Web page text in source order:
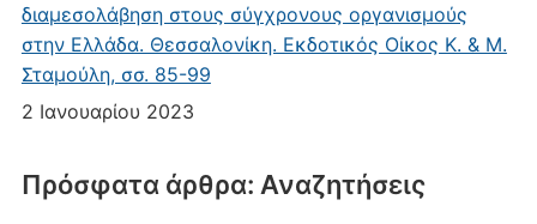
διαμεσολάβηση στους σύγχρονους οργανισμούς
στην Ελλάδα. Θεσσαλονίκη. Εκδοτικός Οίκος Κ. & Μ.
Σταμούλη, σσ. 85-99
2 Ιανουαρίου 2023
Πρόσφατα άρθρα: Αναζητήσεις